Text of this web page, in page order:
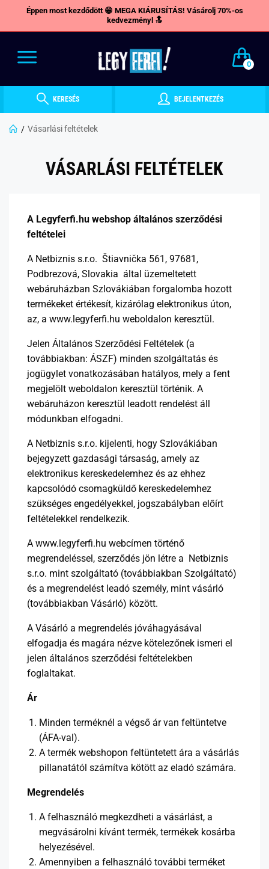
Éppen most kezdődött 😁 MEGA KIÁRUSÍTÁS! Vásárolj 70%-os
kedvezményl 🔝
0
KERESÉS BEJELENTKEZÉS
Vásarlási feltételek
VÁSARLÁSI FELTÉTELEK
A Legyferfi.hu webshop általános szerződési
feltételei
A Netbiznis s.r.o. Štiavnička 561, 97681,
Podbrezová, Slovakia által üzemeltetett
webáruházban Szlovákiában forgalomba hozott
termékeket értékesít, kizárólag elektronikus úton,
az, a www.legyferfi.hu weboldalon keresztül.
Jelen Általános Szerződési Feltételek (a
továbbiakban: ÁSZF) minden szolgáltatás és
jogügylet vonatkozásában hatályos, mely a fent
megjelölt weboldalon keresztül történik. A
webáruházon keresztül leadott rendelést áll
módunkban elfogadni.
A Netbiznis s.r.o. kijelenti, hogy Szlovákiában
bejegyzett gazdasági társaság, amely az
elektronikus kereskedelemhez és az ehhez
kapcsolódó csomagküldő kereskedelemhez
szükséges engedélyekkel, jogszabályban előírt
feltételekkel rendelkezik.
A www.legyferfi.hu webcímen történő
megrendeléssel, szerződés jön létre a Netbiznis
s.r.o. mint szolgáltató (továbbiakban Szolgáltató)
és a megrendelést leadó személy, mint vásárló
(továbbiakban Vásárló) között.
A Vásárló a megrendelés jóváhagyásával
elfogadja és magára nézve kötelezőnek ismeri el
jelen általános szerződési feltételekben
foglaltakat.
Ár
Minden terméknél a végső ár van feltüntetve
(ÁFA-val).
A termék webshopon feltüntetett ára a vásárlás
pillanatától számítva kötött az eladó számára.
Megrendelés
A felhasználó megkezdheti a vásárlást, a
megvásárolni kívánt termék, termékek kosárba
helyezésével.
Amennyiben a felhasználó további terméket